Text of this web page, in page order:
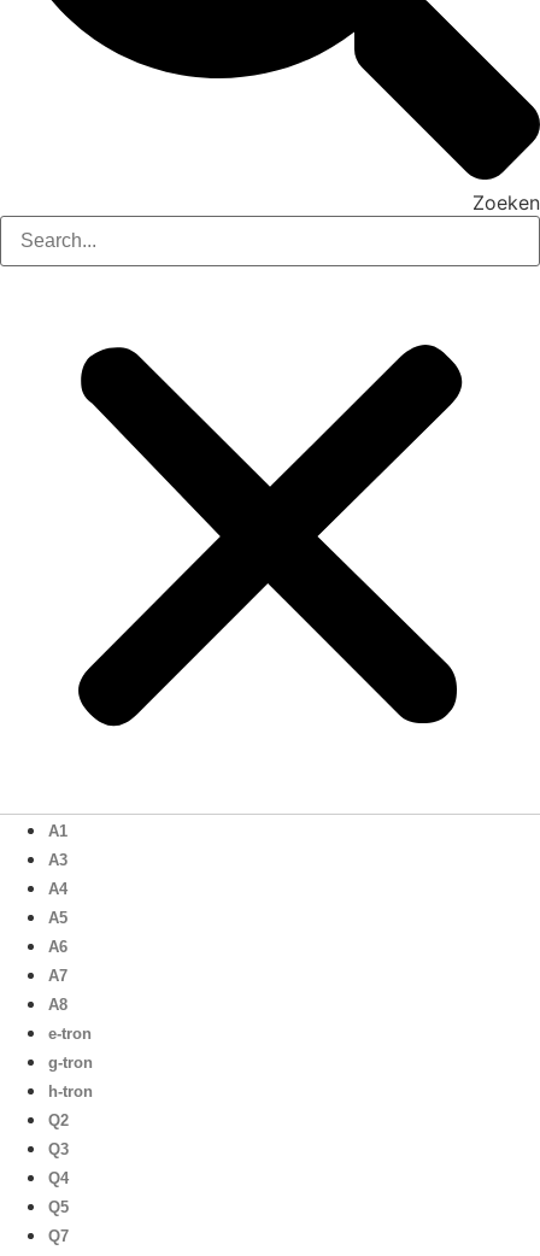
Zoeken
A1
A3
A4
A5
A6
A7
A8
e-tron
g-tron
h-tron
Q2
Q3
Q4
Q5
Q7